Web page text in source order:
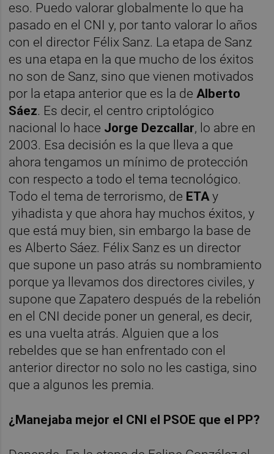
eso. Puedo valorar globalmente lo que ha
pasado en el CNI y, por tanto valorar lo años
con el director Félix Sanz. La etapa de Sanz
es una etapa en la que mucho de los éxitos
no son de Sanz, sino que vienen motivados
por la etapa anterior que es la de Alberto
Sáez. Es decir, el centro criptológico
nacional lo hace Jorge Dezcallar, lo abre en
2003. Esa decisión es la que lleva a que
ahora tengamos un mínimo de protección
con respecto a todo el tema tecnológico.
Todo el tema de terrorismo, de ETAy
yihadista y que ahora hay muchos éxitos, y
que está muy bien, sin embargo la base de
es Alberto Sáez. Félix Sanz es un director
que supone un paso atrás su nombramiento
porque ya llevamos dos directores civiles, y
supone que Zapatero después de la rebelión
en el CNI decide poner un general, es decir,
es una vuelta atrás. Alguien que a los
rebeldes que se han enfrentado con el
anterior director no solo no les castiga, sino
que a algunos les premia.
¿Manejaba mejor el CNI el PSOE que el PP?